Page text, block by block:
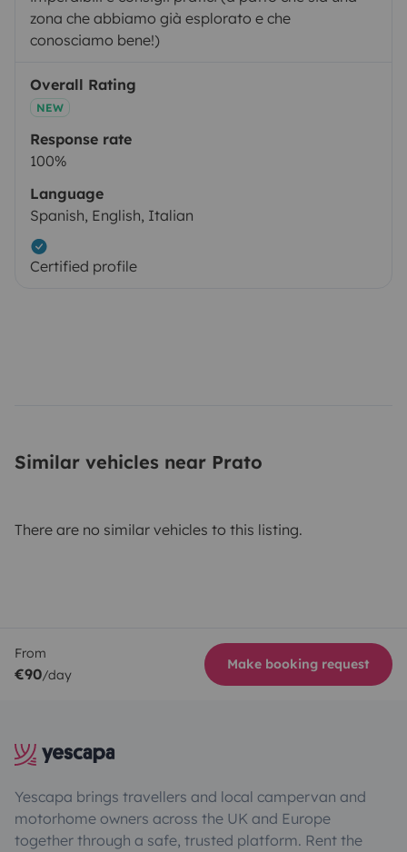
zona che abbiamo già esplorato e che
conosciamo bene!)
Overall Rating
NEW
Response rate
100%
Language
Spanish, English, Italian
Certified profile
Similar vehicles near Prato
There are no similar vehicles to this listing.
From
€90/day
Make booking request
Yescapa brings travellers and local campervan and
motorhome owners across the UK and Europe
together through a safe, trusted platform. Rent the